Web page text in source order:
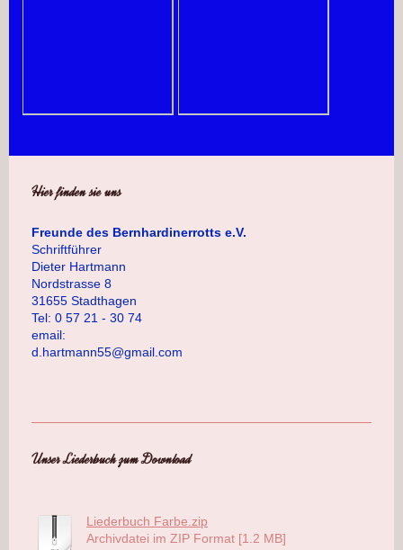
Hier finden sie uns
Freunde des Bernhardinerrotts e.V.
Schriftführer
Dieter Hartmann
Nordstrasse 8
31655 Stadthagen
Tel: 0 57 21 - 30 74
email:
d.hartmann55@gmail.com
Unser Liederbuch zum Download
Liederbuch Farbe.zip
Archivdatei im ZIP Format [1.2 MB]